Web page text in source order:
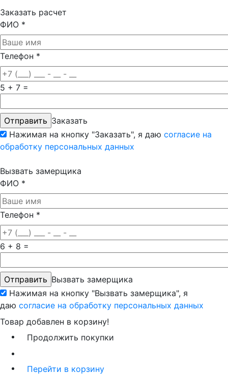
Заказать расчет
ФИО *
Телефон *
5 + 7 =
Заказать
Нажимая на кнопку "Заказать", я даю согласие на
обработку персональных данных
Вызвать замерщика
ФИО *
Телефон *
6 + 8 =
Вызвать замерщика
Нажимая на кнопку "Вызвать замерщика", я
даю согласие на обработку персональных данных
Товар добавлен в корзину!
Продолжить покупки
Перейти в корзину